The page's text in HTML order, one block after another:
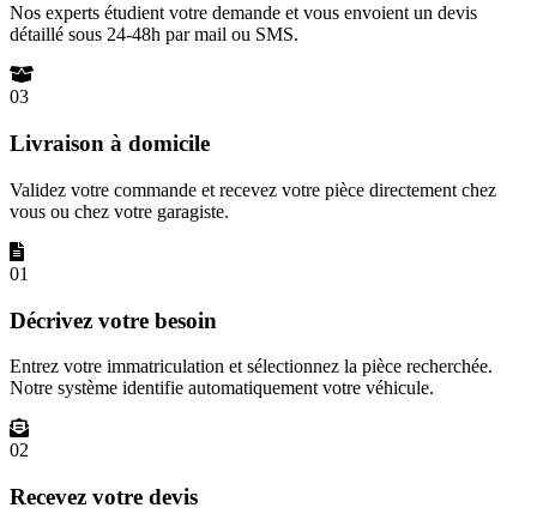
Nos experts étudient votre demande et vous envoient un devis
détaillé sous 24-48h par mail ou SMS.
03
Livraison à domicile
Validez votre commande et recevez votre pièce directement chez
vous ou chez votre garagiste.
01
Décrivez votre besoin
Entrez votre immatriculation et sélectionnez la pièce recherchée.
Notre système identifie automatiquement votre véhicule.
02
Recevez votre devis